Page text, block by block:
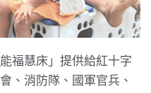
能福慧床」提供給紅十字
會、消防隊、國軍官兵、